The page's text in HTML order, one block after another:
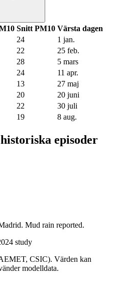
Snitt PM10 Värsta dagen
24
1 jan.
22
25 feb.
28
5 mars
24
11 apr.
13
27 maj
20
20 juni
22
30 juli
19 8 aug.
episoder
Mud rain reported.
study
CSIC). Värden kan
modelldata.